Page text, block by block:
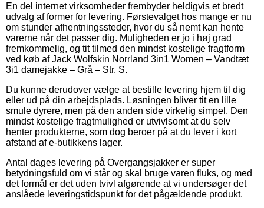
En del internet virksomheder frembyder heldigvis et bredt
udvalg af former for levering. Førstevalget hos mange er nu
om stunder afhentningssteder, hvor du så nemt kan hente
varerne når det passer dig. Muligheden er jo i høj grad
fremkommelig, og tit tilmed den mindst kostelige fragtform
ved køb af Jack Wolfskin Norrland 3in1 Women – Vandtæt
3i1 damejakke – Grå – Str. S.
Du kunne derudover vælge at bestille levering hjem til dig
eller ud på din arbejdsplads. Løsningen bliver tit en lille
smule dyrere, men på den anden side virkelig simpel. Den
mindst kostelige fragtmulighed er utvivlsomt at du selv
henter produkterne, som dog beroer på at du lever i kort
afstand af e-butikkens lager.
Antal dages levering på Overgangsjakker er super
betydningsfuld om vi står og skal bruge varen fluks, og med
det formål er det uden tvivl afgørende at vi undersøger det
anslåede leveringstidspunkt for det pågældende produkt.